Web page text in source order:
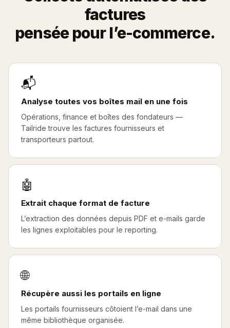
factures
pensée pour l’e-commerce.
📬
Analyse toutes vos boîtes mail en une fois
Opérations, finance et boîtes des fondateurs —
Tailride trouve les factures fournisseurs et
transporteurs partout.
🤖
Extrait chaque format de facture
L’extraction des données depuis PDF et e-mails garde
les lignes exploitables pour le reporting.
🌐
Récupère aussi les portails en ligne
Les portails fournisseurs côtoient l’e-mail dans une
même bibliothèque organisée.